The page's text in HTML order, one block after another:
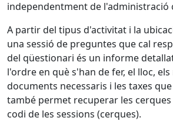
independentment de l'administració
A partir del tipus d'activitat i la
una sessió de preguntes que cal
del qüestionari és un informe
l'ordre en què s'han de fer, el lloc,
documents necessaris i les taxes que
també permet recuperar les cerques
codi de les sessions (cerques).